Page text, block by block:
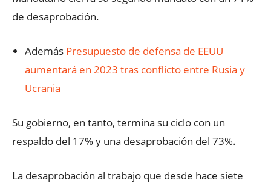
de desaprobación.
Además Presupuesto de defensa de EEUU
aumentará en 2023 tras conflicto entre Rusia y
Ucrania
Su gobierno, en tanto, termina su ciclo con un
respaldo del 17% y una desaprobación del 73%.
La desaprobación al trabajo que desde hace siete